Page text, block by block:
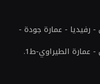
رفيديا - عمارة جودة -
عمارة الطيراوي-ط1.